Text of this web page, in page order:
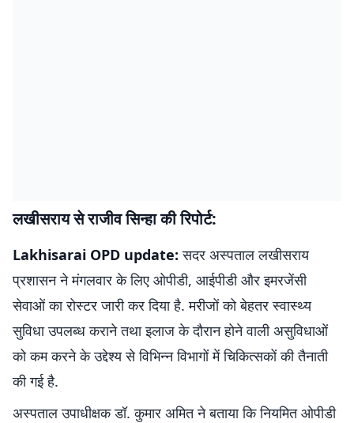
लखीसराय से राजीव सिन्हा की रिपोर्ट:
Lakhisarai OPD update: सदर अस्पताल लखीसराय
प्रशासन ने मंगलवार के लिए ओपीडी, आईपीडी और इमरजेंसी
सेवाओं का रोस्टर जारी कर दिया है. मरीजों को बेहतर स्वास्थ्य
सुविधा उपलब्ध कराने तथा इलाज के दौरान होने वाली असुविधाओं
को कम करने के उद्देश्य से विभिन्न विभागों में चिकित्सकों की तैनाती
की गई है.
अस्पताल उपाधीक्षक डॉ. कुमार अमित ने बताया कि नियमित ओपीडी